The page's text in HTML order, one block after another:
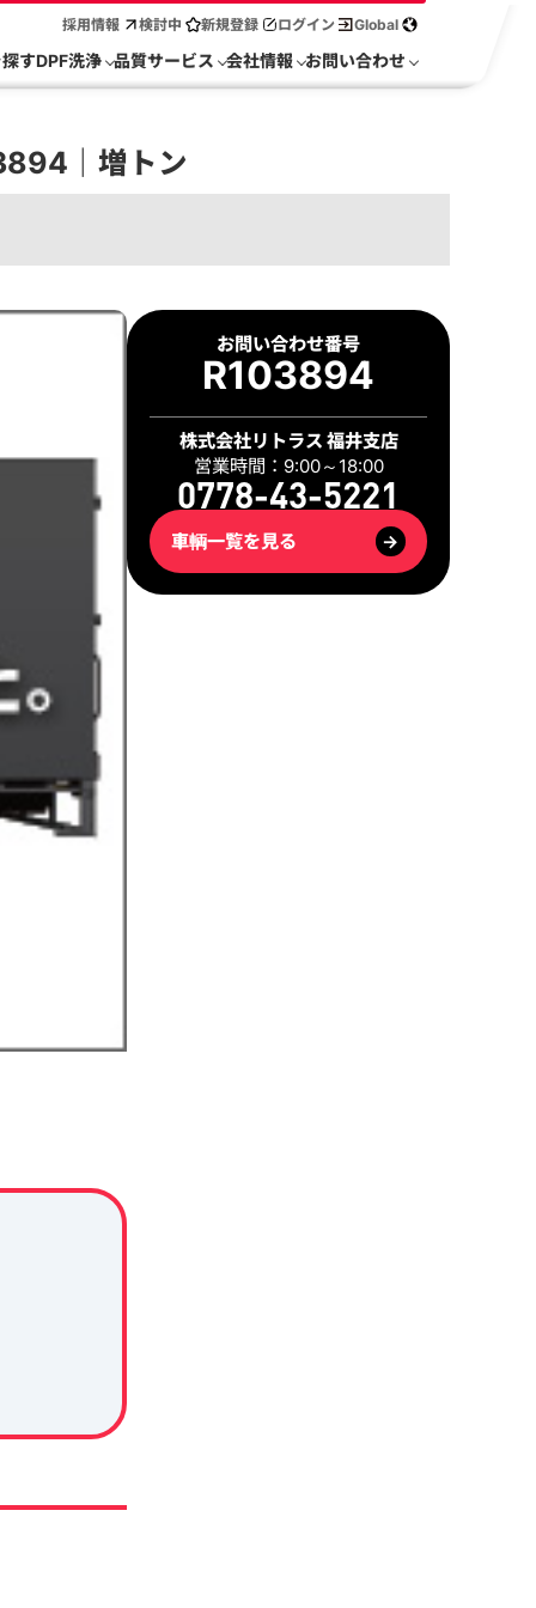
採用情報 検討中 新規登録 ログイン Global
すDPF洗浄 品質サービス 会社情報 お問い合わせ
｜増トン
お問い合わせ番号
R103894
株式会社リトラス 福井支店
営業時間：9:00～18:00
0778-43-5221
車輌一覧を見る →